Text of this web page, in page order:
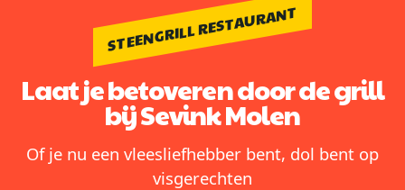
STEENGRILL RESTAURANT
Laat je betoveren door de grill
bij Sevink Molen
Of je nu een vleesliefhebber bent, dol bent op
visgerechten